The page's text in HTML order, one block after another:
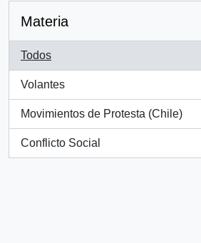
Materia
Todos
Volantes
, 2 resultados
Movimientos de Protesta (Chile)
, 2 resultados
Conflicto Social
, 2 resultados